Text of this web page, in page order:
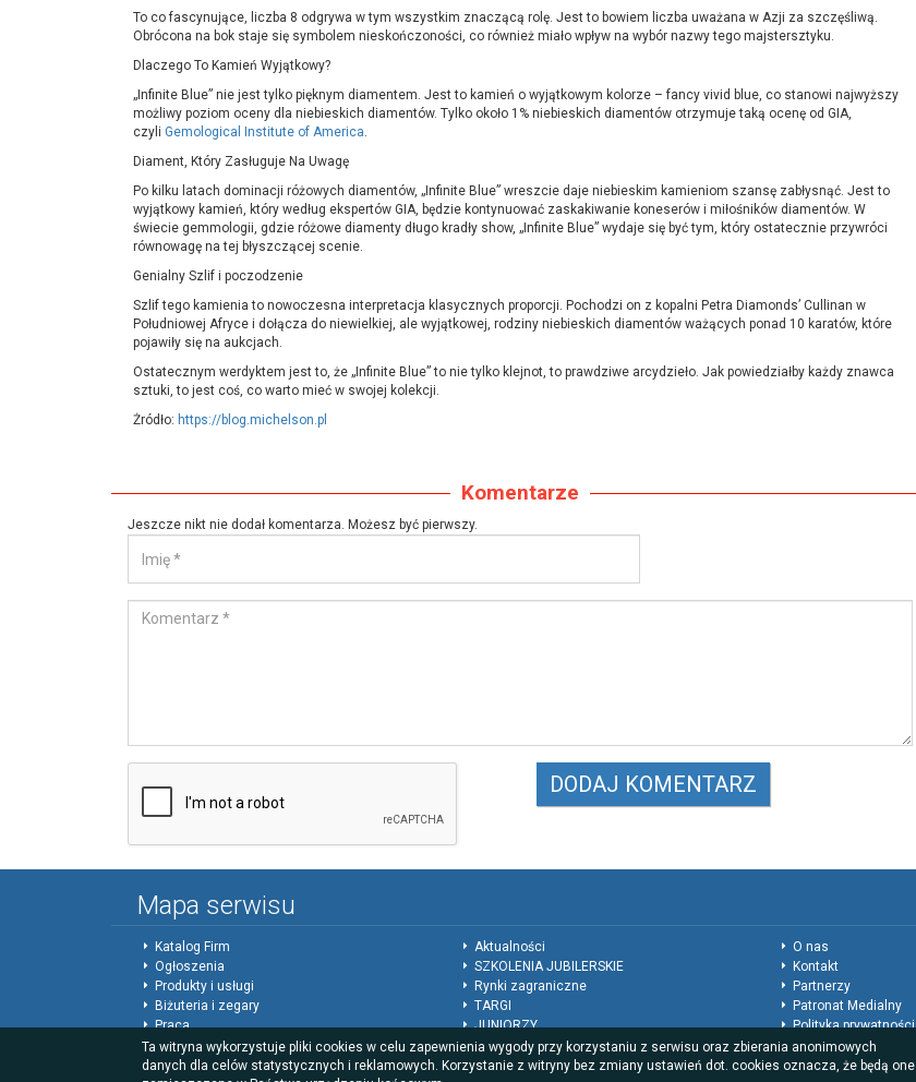
To co fascynujące, liczba 8 odgrywa w tym wszystkim znaczącą rolę. Jest to bowiem liczba uważana w Azji za szczęśliwą.
Obrócona na bok staje się symbolem nieskończoności, co również miało wpływ na wybór nazwy tego majstersztyku.
Dlaczego To Kamień Wyjątkowy?
„Infinite Blue” nie jest tylko pięknym diamentem. Jest to kamień o wyjątkowym kolorze – fancy vivid blue, co stanowi najwyższy
możliwy poziom oceny dla niebieskich diamentów. Tylko około 1% niebieskich diamentów otrzymuje taką ocenę od GIA,
czyli Gemological Institute of America.
Diament, Który Zasługuje Na Uwagę
Po kilku latach dominacji różowych diamentów, „Infinite Blue” wreszcie daje niebieskim kamieniom szansę zabłysnąć. Jest to
wyjątkowy kamień, który według ekspertów GIA, będzie kontynuować zaskakiwanie koneserów i miłośników diamentów. W
świecie gemmologii, gdzie różowe diamenty długo kradły show, „Infinite Blue” wydaje się być tym, który ostatecznie przywróci
równowagę na tej błyszczącej scenie.
Genialny Szlif i poczodzenie
Szlif tego kamienia to nowoczesna interpretacja klasycznych proporcji. Pochodzi on z kopalni Petra Diamonds’ Cullinan w
Południowej Afryce i dołącza do niewielkiej, ale wyjątkowej, rodziny niebieskich diamentów ważących ponad 10 karatów, które
pojawiły się na aukcjach.
Ostatecznym werdyktem jest to, że „Infinite Blue” to nie tylko klejnot, to prawdziwe arcydzieło. Jak powiedziałby każdy znawca
sztuki, to jest coś, co warto mieć w swojej kolekcji.
Żródło: https://blog.michelson.pl
Komentarze
Jeszcze nikt nie dodał komentarza. Możesz być pierwszy.
Mapa serwisu
Katalog Firm
Ogłoszenia
Produkty i usługi
Biżuteria i zegary
Praca
Forum
Giełda
Aktualności
SZKOLENIA JUBILERSKIE
Rynki zagraniczne
TARGI
JUNIORZY
Edukacja
Konkursy
O nas
Kontakt
Partnerzy
Patronat Medialny
Polityka prywatności
Regulamin
Reklama
Ta witryna wykorzystuje pliki cookies w celu zapewnienia wygody przy korzystaniu z serwisu oraz zbierania anonimowych
danych dla celów statystycznych i reklamowych. Korzystanie z witryny bez zmiany ustawień dot. cookies oznacza, że będą one